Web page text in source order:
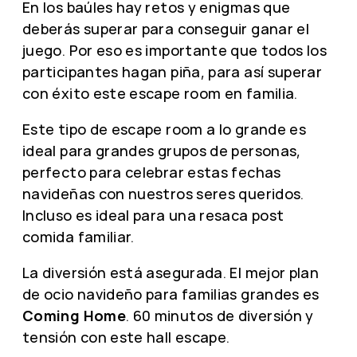
En los baúles hay retos y enigmas que
deberás superar para conseguir ganar el
juego. Por eso es importante que todos los
participantes hagan piña, para así superar
con éxito este escape room en familia.
Este tipo de escape room a lo grande es
ideal para grandes grupos de personas,
perfecto para celebrar estas fechas
navideñas con nuestros seres queridos.
Incluso es ideal para una resaca post
comida familiar.
La diversión está asegurada. El mejor plan
de ocio navideño para familias grandes es
Coming Home. 60 minutos de diversión y
tensión con este hall escape.